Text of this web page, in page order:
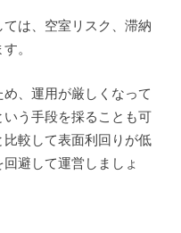
は、空室リスク、滞納
。
、運用が厳しくなって
う手段を採ることも可
較して表面利回りが低
避して運営しましょ